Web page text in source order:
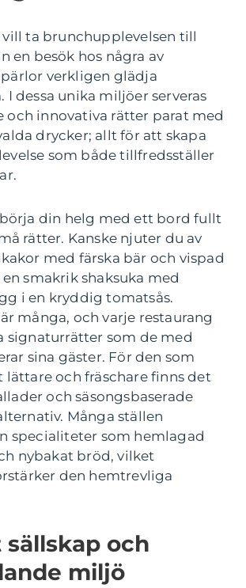
vill ta brunchupplevelsen till
en besök hos några av
verkligen glädja
I dessa unika miljöer serveras
och innovativa rätter parat med
drycker; allt för att skapa
som både tillfredsställer
din helg med ett bord fullt
rätter. Kanske njuter du av
med färska bär och vispad
smakrik shaksuka med
i en kryddig tomatsås.
många, och varje restaurang
signaturrätter som de med
sina gäster. För den som
lättare och fräschare finns det
och säsongsbaserade
Många ställen
specialiteter som hemlagad
nybakat bröd, vilket
den hemtrevliga
och
miljö